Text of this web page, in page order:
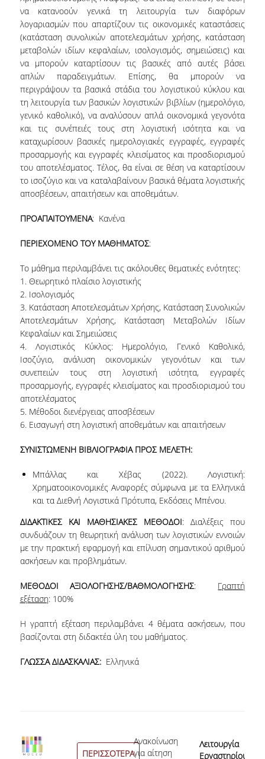
ΕΡΓΑΣΤΗΡΙΑΚΟ ΠΡΟΣΩΠΙΚΟ
ΜΗΤΡΩΟ ΓΝΩΣΤΙΚΩΝ ΑΝΤΙΚΕΙΜΕΝΩΝ
ΤΜΗΜΑΤΟΣ
ΜΗΤΡΩΑ ΜΕΛΩΝ ΤΜΗΜΑΤΟΣ
ΥΠΟΨΗΦΙΟΙ ΦΟΙΤΗΤΕΣ
ΓΙΑΤΙ ΔΕΟΣ
ΟΙΚΟΝΟΜΙΚΑ ΜΕ ΔΙΕΘΝΗ ΔΙΑΣΤΑΣΗ
ΔΙΕΠΙΣΤΗΜΟΝΙΚΟΤΗΤΑ
ΣΥΝΕΙΣΦΟΡΑ ΚΑΘΗΓΗΤΩΝ
ΠΑΙΔΑΓΩΓΙΚΗ ΦΙΛΟΣΟΦΙΑ
ΤΕΧΝΟΛΟΓΙΚΗ ΕΝΣΩΜΑΤΩΣΗ
ΜΑΘΗΜΑΤΙΚΑ
ΑΓΓΛΙΚΑ
ΙΣΟΤΗΤΑ ΦΥΛΩΝ
ΑΠΟΤΕΛΕΣΜΑΤΑ ΣΤΑΔΙΟΔΡΟΜΙΑΣ
ΠΡΟΠΤΥΧΙΑΚΕΣ ΣΠΟΥΔΕΣ
ΓΙΑΤΙ ΔΕΟΣ
ΟΔΗΓΟΣ ΣΠΟΥΔΩΝ
ΠΡΟΓΡΑΜΜΑ ΣΠΟΥΔΩΝ
ΜΑΘΗΜΑΤΑ ΠΡΟΓΡΑΜΜΑΤΟΣ
ΣΠΟΥΔΩΝ
ΚΑΤΕΥΘΥΝΣΕΙΣ ΣΠΟΥΔΩΝ & ΔΗΛΩΣΕΙΣ
ΜΑΘΗΜΑΤΩΝ
ΜΑΘΗΜΑΤΑ ΕΠΙΛΟΓΗΣ ΑΠΟ ΑΛΛΑ
ΥΠΟΣΤΗΡΙΞΗ ΣΠΟΥΔΩΝ
ΥΠΟΔΕΙΓΜΑΤΑ ΣΥΓΓΡΑΦΗΣ
να κατανοούν γενικά τη λειτουργία των διαφόρων
λογαριασμών που απαρτίζουν τις οικονομικές καταστάσεις
(κατάσταση συνολικών αποτελεσμάτων χρήσης, κατάσταση
μεταβολών ιδίων κεφαλαίων, ισολογισμός, σημειώσεις) και
να μπορούν καταρτίσουν τις βασικές από αυτές βάσει
απλών παραδειγμάτων. Επίσης, θα μπορούν να
περιγράψουν τα βασικά στάδια του λογιστικού κύκλου και
τη λειτουργία των βασικών λογιστικών βιβλίων (ημερολόγιο,
γενικό καθολικό), να αναλύσουν απλά οικονομικά γεγονότα
και τις συνέπειές τους στη λογιστική ισότητα και να
καταχωρίσουν βασικές ημερολογιακές εγγραφές, εγγραφές
προσαρμογής και εγγραφές κλεισίματος και προσδιορισμού
του αποτελέσματος. Τέλος, θα είναι σε θέση να καταρτίσουν
το ισοζύγιο και να καταλαβαίνουν βασικά θέματα λογιστικής
αποσβέσεων, απαιτήσεων και αποθεμάτων.
ΠΡΟΑΠΑΙΤΟΥΜΕΝΑ: Κανένα
ΠΕΡΙΕΧΟΜΕΝΟ ΤΟΥ ΜΑΘΗΜΑΤΟΣ:
Το μάθημα περιλαμβάνει τις ακόλουθες θεματικές ενότητες:
1. Θεωρητικό πλαίσιο λογιστικής
2. Ισολογισμός
3. Κατάσταση Αποτελεσμάτων Χρήσης, Κατάσταση Συνολικών
Αποτελεσμάτων Χρήσης, Κατάσταση Μεταβολών Ιδίων
Κεφαλαίων και Σημειώσεις
4. Λογιστικός Κύκλος: Ημερολόγιο, Γενικό Καθολικό,
Ισοζύγιο, ανάλυση οικονομικών γεγονότων και των
συνεπειών τους στη λογιστική ισότητα, εγγραφές
προσαρμογής, εγγραφές κλεισίματος και προσδιορισμού του
αποτελέσματος
5. Μέθοδοι διενέργειας αποσβέσεων
6. Εισαγωγή στη λογιστική αποθεμάτων και απαιτήσεων
ΣΥΝΙΣΤΩΜΕΝΗ ΒΙΒΛΙΟΓΡΑΦΙΑ ΠΡΟΣ ΜΕΛΕΤΗ:
Μπάλλας και Χέβας (2022). Λογιστική:
Χρηματοοικονομικές Αναφορές σύμφωνα με τα Ελληνικά
και τα Διεθνή Λογιστικά Πρότυπα, Εκδόσεις Μπένου.
ΔΙΔΑΚΤΙΚΕΣ ΚΑΙ ΜΑΘΗΣΙΑΚΕΣ ΜΕΘΟΔΟΙ: Διαλέξεις που
συνδυάζουν τη θεωρητική ανάλυση των λογιστικών εννοιών
με την πρακτική εφαρμογή και επίλυση σημαντικού αριθμού
ασκήσεων και προβλημάτων.
ΜΕΘΟΔΟΙ ΑΞΙΟΛΟΓΗΣΗΣ/ΒΑΘΜΟΛΟΓΗΣΗΣ: Γραπτή
εξέταση: 100%
Η γραπτή εξέταση περιλαμβάνει 4 θέματα ασκήσεων, που
βασίζονται στη διδακτέα ύλη του μαθήματος.
ΓΛΩΣΣΑ ΔΙΔΑΣΚΑΛΙΑΣ: Ελληνικά
εκδήλωσης
ΠΕΡΙΣΣΟΤΕΡΑ
Ανακοίνωση
για αίτηση
Λειτουργία
Εργαστηρίου